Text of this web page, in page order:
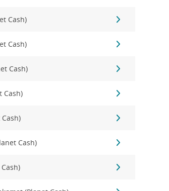
Cash)
Cash)
Cash)
Cash)
Cash)